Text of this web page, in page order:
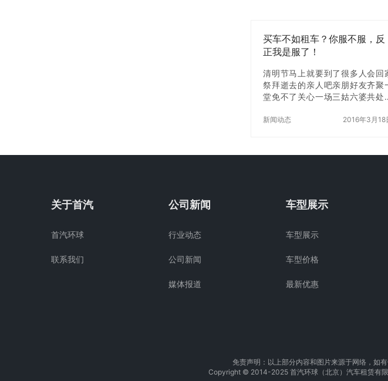
买车不如租车？你服不服，反
正我是服了！
清明节马上就要到了很多人会回
祭拜逝去的亲人吧亲朋好友齐聚
堂免不了关心一场三姑六婆共处
么不买车啊？”“买车上班也方便，
新闻动态 2016年3月18
关于首汽
首汽环球
联系我们
公司新闻
行业动态
公司新闻
媒体报道
车型展示
车型展示
车型价格
最新优惠
免责声明：以上部分内容和图片来源于网络，如
Copyright © 2014-2025 首汽环球（北京）汽车租赁有